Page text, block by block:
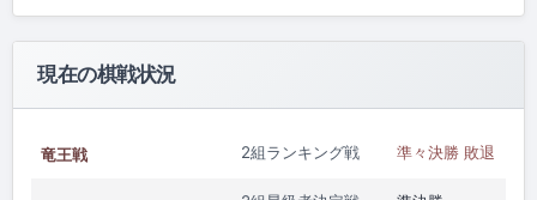
現在の棋戦状況
竜王戦 2組ランキング戦 準々決勝 敗退